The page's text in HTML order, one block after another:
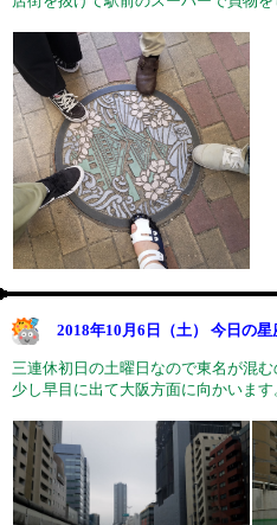
2018年10月6日（土） 今日の
三連休初日の土曜日なので東名が混
少し早目に出て大阪方面に向かいます